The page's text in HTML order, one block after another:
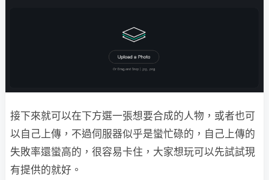
接下來就可以在下方選一張想要合成的人物，或者也可
以自己上傳，不過伺服器似乎是蠻忙碌的，自己上傳的
失敗率還蠻高的，很容易卡住，大家想玩可以先試試現
有提供的就好。